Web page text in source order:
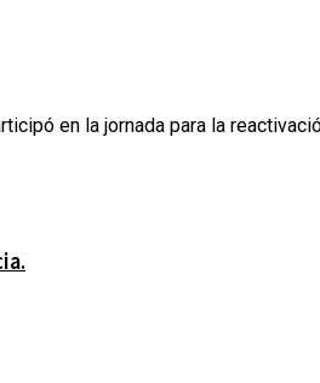
en la jornada para la